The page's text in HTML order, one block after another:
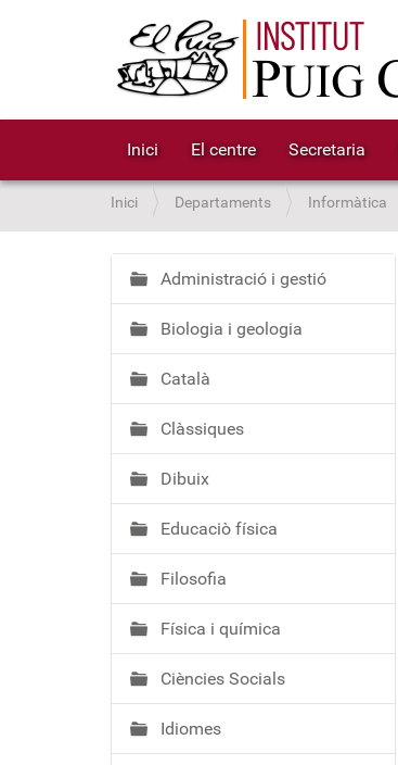
Inici El centre Secretaria
S
o
u
:
Inici Departaments Informàtica
N
a
v
e
g
a
c
ó
Administració i gestió
Biologia i geologia
Català
Clàssiques
Dibuix
Educaciò física
Filosofia
Física i química
Ciències Socials
Idiomes